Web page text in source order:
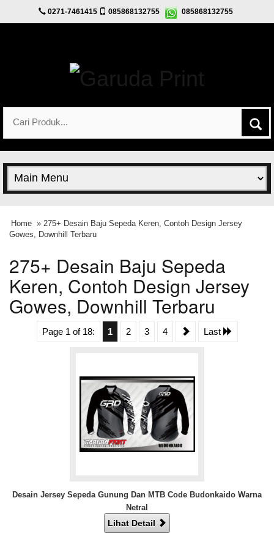
0271-7461415 085868132755 085868132755
Home » 275+ Desain Baju Sepeda Keren, Contoh Design Jersey
Gowes, Downhill Terbaru
275+ Desain Baju Sepeda
Keren, Contoh Design Jersey
Gowes, Downhill Terbaru
Page 1 of 18: 1 2 3 4 Last
Desain Jersey Sepeda Gunung Dan MTB Code Budonkaido Warna
Netral
Lihat Detail